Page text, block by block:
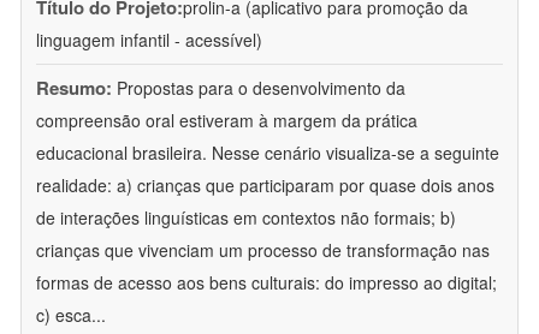
Título do Projeto:prolin-a (aplicativo para promoção da
linguagem infantil - acessível)
Resumo: Propostas para o desenvolvimento da
compreensão oral estiveram à margem da prática
educacional brasileira. Nesse cenário visualiza-se a seguinte
realidade: a) crianças que participaram por quase dois anos
de interações linguísticas em contextos não formais; b)
crianças que vivenciam um processo de transformação nas
formas de acesso aos bens culturais: do impresso ao digital;
c) esca...